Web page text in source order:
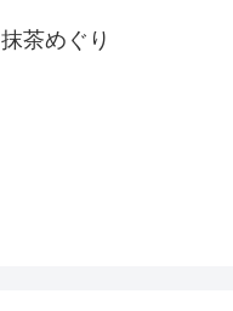
抹茶めぐり